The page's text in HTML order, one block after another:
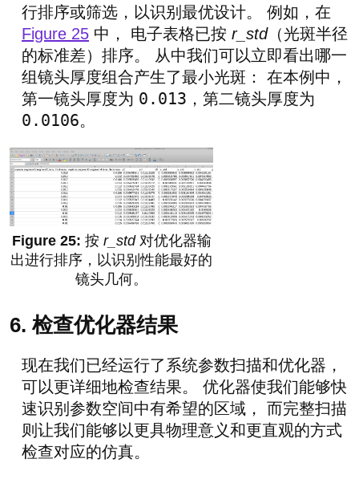
行排序或筛选，以识别最优设计。 例如，在
Figure 25 中， 电子表格已按 r_std（光斑半径
的标准差）排序。 从中我们可以立即看出哪一
组镜头厚度组合产生了最小光斑： 在本例中，
第一镜头厚度为 0.013 ，第二镜头厚度为
0.0106。
按 r_std对优化器输
出进行排序，以识别性能最好的
镜头几何。
6. 检查优化器结果
现在我们已经运行了系统参数扫描和优化器，
可以更详细地检查结果。 优化器使我们能够快
速识别参数空间中有希望的区域， 而完整扫描
则让我们能够以更具物理意义和更直观的方式
检查对应的仿真。